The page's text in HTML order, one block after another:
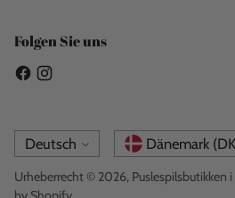
Folgen Sie uns
Sprache
Deutsch Währung
Urheberrecht © 2026, Puslespilsbutikken